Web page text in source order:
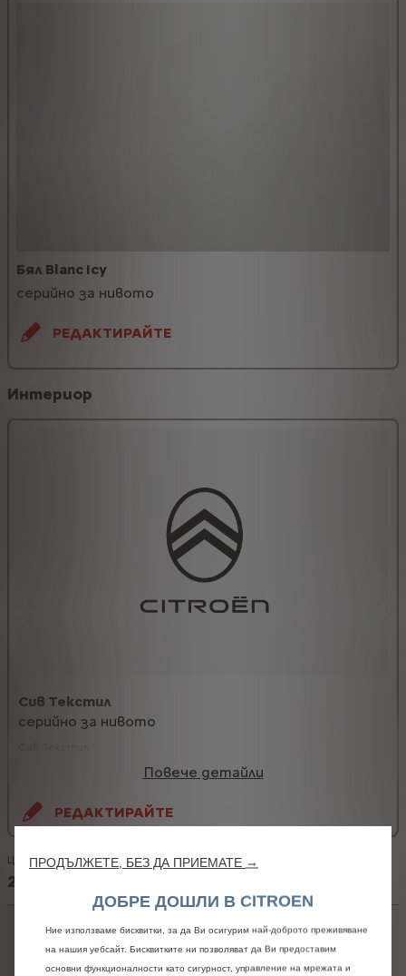
Бял Blanc Icy
серийно за нивото
РЕДАКТИРАЙТЕ
Интериор
Сив Текстил
серийно за нивото
Повече детайли
РЕДАКТИРАЙТЕ
Цена
24 820,74 € с ДДС
допълнителни опции
Персонализация 0,00 €/ 0,00лв.
ПРОДЪЛЖЕТЕ, БЕЗ ДА ПРИЕМАТЕ →
ДОБРЕ ДОШЛИ В CITROEN
Ние използваме бисквитки, за да Ви осигурим най-доброто преживяване
на нашия уебсайт. Бисквитките ни позволяват да Ви предоставим
основни функционалности като сигурност, управление на мрежата и